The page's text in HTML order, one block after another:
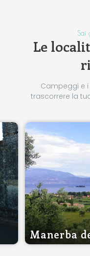
Sai
Le
Campeggi e
trascorrere la
Manerba